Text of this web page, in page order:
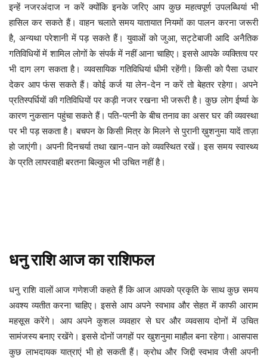
इन्हें नजरअंदाज न करें क्योंकि इनके जरिए आप कुछ महत्वपूर्ण उपलब्धियां भी
हासिल कर सकते हैं। वाहन चलाते समय यातायात नियमों का पालन करना जरूरी
है, अन्यथा परेशानी में पड़ सकते हैं। युवाओं को जुआ, सट्टेबाजी आदि अनैतिक
गतिविधियों में शामिल लोगों के संपर्क में नहीं आना चाहिए। इससे आपके व्यक्तित्व पर
भी दाग लग सकता है। व्यवसायिक गतिविधियां धीमी रहेंगी। किसी को पैसा उधार
देकर आप फंस सकते हैं। कोई कर्ज या लेन-देन न करें तो बेहतर रहेगा। अपने
प्रतिस्पर्धियों की गतिविधियों पर कड़ी नजर रखना भी जरूरी है। कुछ लोग ईर्ष्या के
कारण नुकसान पहुंचा सकते हैं। पति-पत्नी के बीच तनाव का असर घर की व्यवस्था
पर भी पड़ सकता है। बचपन के किसी मित्र के मिलने से पुरानी ख़ुशनुमा यादें ताज़ा
हो जाएंगी। अपनी दिनचर्या तथा खान-पान को व्यवस्थित रखें। इस समय स्वास्थ्य
के प्रति लापरवाही बरतना बिल्कुल भी उचित नहीं है।
धनु राशि आज का राशिफल
धनु राशि वालों आज गणेशजी कहते हैं किआज आपको प्रकृति के साथ कुछ समय
अवश्य व्यतीत करना चाहिए। इससे आप अपने स्वभाव और सेहत में काफी आराम
महसूस करेंगे। आप अपने कुशल व्यवहार से घर और व्यवसाय दोनों में उचित
सामंजस्य बनाए रखेंगे। इससे दोनों जगहों पर खुशनुमा माहौल बना रहेगा। आसपास
कुछ लाभदायक यात्राएं भी हो सकती हैं। क्रोध और जिद्दी स्वभाव जैसी अपनी